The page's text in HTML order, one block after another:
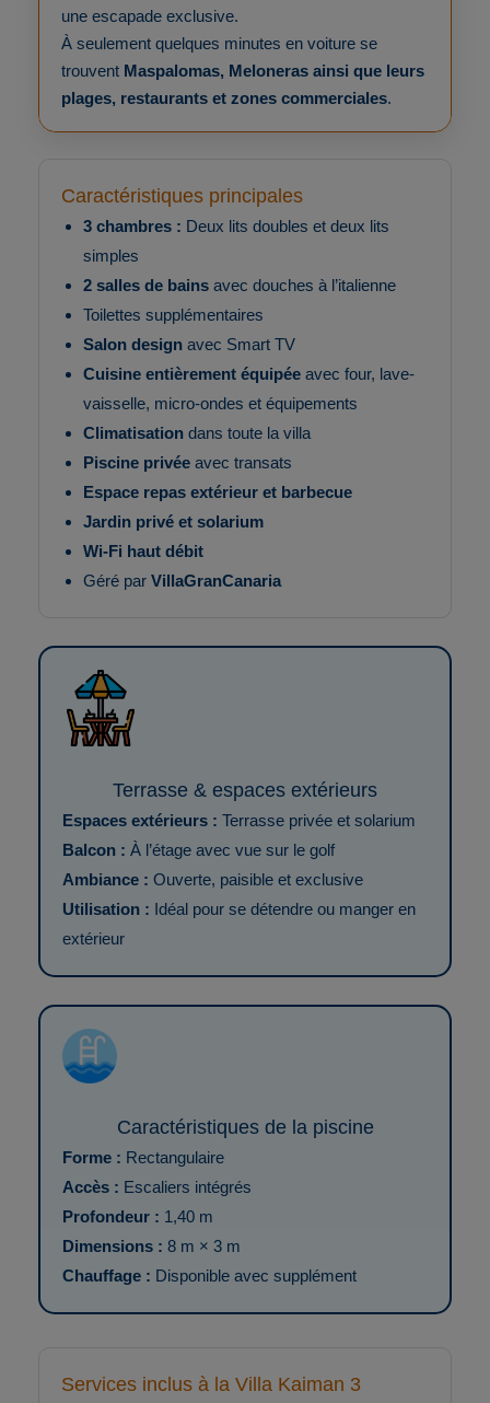
une escapade exclusive.
À seulement quelques minutes en voiture se
trouvent Maspalomas, Meloneras ainsi que leurs
plages, restaurants et zones commerciales.
Caractéristiques principales
3 chambres : Deux lits doubles et deux lits
simples
2 salles de bains avec douches à l’italienne
Toilettes supplémentaires
Salon design avec Smart TV
Cuisine entièrement équipée avec four, lave-
vaisselle, micro-ondes et équipements
Climatisation dans toute la villa
Piscine privée avec transats
Espace repas extérieur et barbecue
Jardin privé et solarium
Wi-Fi haut débit
Géré parVillaGranCanaria
Terrasse & espaces extérieurs
Espaces extérieurs : Terrasse privée et solarium
Balcon : À l’étage avec vue sur le golf
Ambiance : Ouverte, paisible et exclusive
Utilisation : Idéal pour se détendre ou manger en
extérieur
Caractéristiques de la piscine
Forme : Rectangulaire
Accès : Escaliers intégrés
Profondeur : 1,40 m
Dimensions : 8 m × 3 m
Chauffage : Disponible avec supplément
Services inclus à la Villa Kaiman 3